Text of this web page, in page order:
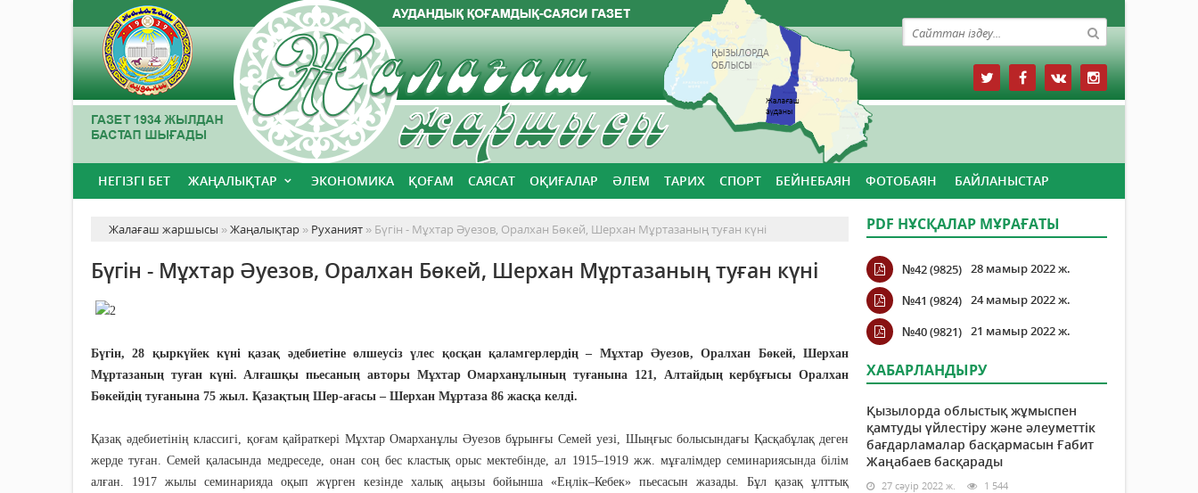
НЕГІЗГІ БЕТ ЖАҢАЛЫҚТАР ЭКОНОМИКА ҚОҒАМ САЯСАТ ОҚИҒАЛАР ӘЛЕМ ТАРИХ СПОРТ БЕЙНЕБАЯН ФОТОБАЯН БАЙЛАНЫСТАР
Жалағаш жаршысы »Жаңалықтар » Руханият » Бүгін - Мұхтар Әуезов, Оралхан Бөкей, Шерхан Мұртазаның туған күні
Бүгін - Мұхтар Әуезов, Оралхан Бөкей, Шерхан Мұртазаның туған күні
Бүгін, 28 қыркүйек күні қазақ әдебиетіне өлшеусіз үлес қосқан қаламгерлердің – Мұхтар Әуезов, Оралхан Бөкей, Шерхан
Мұртазаның туған күні. Алғашқы пьесаның авторы Мұхтар Омарханұлының туғанына 121, Алтайдың кербұғысы Оралхан
Бөкейдің туғанына 75 жыл. Қазақтың Шер-ағасы – Шерхан Мұртаза 86 жасқа келді.
Қазақ әдебиетінің классигі, қоғам қайраткері Мұхтар Омарханұлы Әуезов бұрынғы Семей уезі, Шыңғыс болысындағы Қасқабұлақ деген
жерде туған. Семей қаласында медреседе, онан соң бес кластық орыс мектебінде, ал 1915–1919 жж. мұғалімдер семинариясында білім
алған. 1917 жылы семинарияда оқып жүрген кезінде халық аңызы бойынша «Еңлік–Кебек» пьесасын жазады. Бұл қазақ ұлттық
PDF НҰСҚАЛАР МҰРАҒАТЫ
№42 (9825) 28 мамыр 2022 ж.
№41 (9824) 24 мамыр 2022 ж.
№40 (9821) 21 мамыр 2022 ж.
ХАБАРЛАНДЫРУ
Қызылорда облыстық жұмыспен
қамтуды үйлестіру және әлеуметтік
бағдарламалар басқармасын Ғабит
Жаңабаев басқарады
27 сәуір 2022 ж. 1 544